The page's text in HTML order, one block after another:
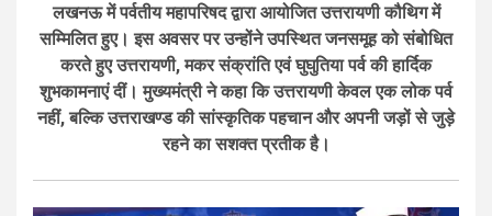
लखनऊ में पर्वतीय महापरिषद द्वारा आयोजित उत्तरायणी कौथिग में
सम्मिलित हुए। इस अवसर पर उन्होंने उपस्थित जनसमूह को संबोधित
करते हुए उत्तरायणी, मकर संक्रांति एवं घुघुतिया पर्व की हार्दिक
शुभकामनाएं दीं। मुख्यमंत्री ने कहा कि उत्तरायणी केवल एक लोक पर्व
नहीं, बल्कि उत्तराखण्ड की सांस्कृतिक पहचान और अपनी जड़ों से जुड़े
रहने का सशक्त प्रतीक है।